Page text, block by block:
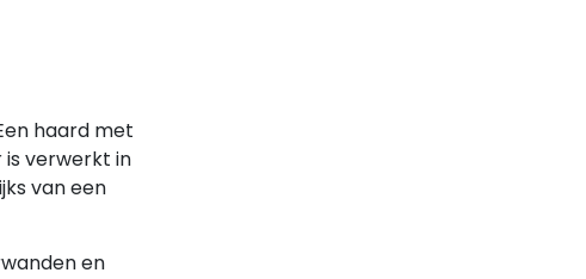
haard met
verwerkt in
van een
en